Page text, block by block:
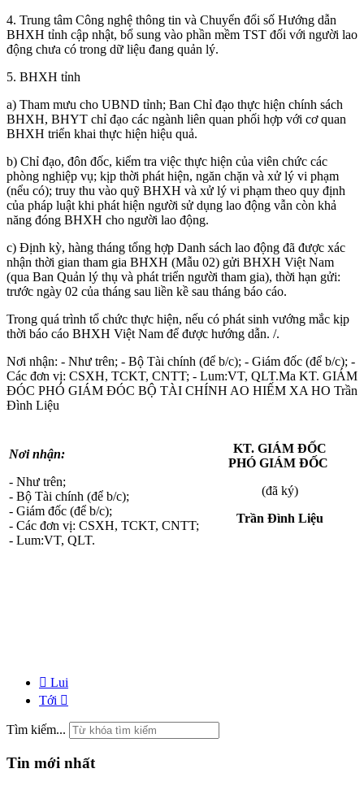
4. Trung tâm Công nghệ thông tin và Chuyển đổi số Hướng dẫn
BHXH tỉnh cập nhật, bổ sung vào phần mềm TST đối với người lao
động chưa có trong dữ liệu đang quản lý.
5. BHXH tỉnh
a) Tham mưu cho UBND tỉnh; Ban Chỉ đạo thực hiện chính sách
BHXH, BHYT chỉ đạo các ngành liên quan phối hợp với cơ quan
BHXH triển khai thực hiện hiệu quả.
b) Chỉ đạo, đôn đốc, kiểm tra việc thực hiện của viên chức các
phòng nghiệp vụ; kịp thời phát hiện, ngăn chặn và xử lý vi phạm
(nểu có); truy thu vào quỹ BHXH và xử lý vi phạm theo quy định
của pháp luật khi phát hiện người sử dụng lao động vẫn còn khả
năng đóng BHXH cho người lao động.
c) Định kỳ, hàng tháng tổng hợp Danh sách lao động đã được xác
nhận thời gian tham gia BHXH (Mẫu 02) gửi BHXH Việt Nam
(qua Ban Quản lý thụ và phát triển người tham gia), thời hạn gửi:
trước ngày 02 của tháng sau liền kề sau tháng báo cáo.
Trong quá trình tổ chức thực hiện, nếu có phát sinh vướng mắc kịp
thời báo cáo BHXH Việt Nam để được hướng dẫn. /.
Nơi nhận: - Như trên; - Bộ Tài chính (để b/c); - Giám đốc (để b/c); -
Các đơn vị: CSXH, TCKT, CNTT; - Lum:VT, QLT.Ma KT. GIÁM
ĐÓC PHÓ GIÁM ĐÓC BỘ TÀI CHÍNH AO HIẾM XA HO Trần
Đình Liệu
Nơi nhận:
- Như trên;
- Bộ Tài chính (để b/c);
- Giám đốc (để b/c);
- Các đơn vị: CSXH, TCKT, CNTT;
- Lum:VT, QLT.
KT. GIÁM ĐỐC
PHÓ GIÁM ĐỐC
(đã ký)
Trần Đình Liệu
Lui
Tới
Tìm kiếm...
Tin mới nhất